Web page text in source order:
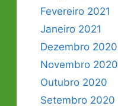
Fevereiro 2021
Janeiro 2021
Dezembro 2020
Novembro 2020
Outubro 2020
Setembro 2020